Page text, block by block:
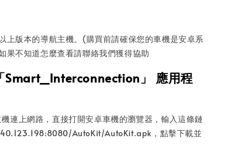
上版本的導航主機。(購買前請確保您的車機是安卓系
果不知道怎麼查看請聯絡我們獲得協助
Smart_Interconnection」 應用程
機連上網路，直接打開安卓車機的瀏覽器，輸入這條鏈
AutoKit/AutoKit.apk，點擊下載並